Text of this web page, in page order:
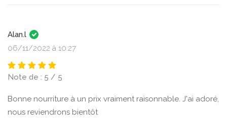
Alan.l
06/11/2022 à 10:27
Note de : 5 / 5
Bonne nourriture à un prix vraiment raisonnable. J'ai adoré,
nous reviendrons bientôt